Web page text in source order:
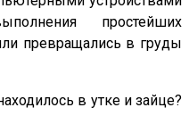
простейших
превращались в груды
в утке и зайце?